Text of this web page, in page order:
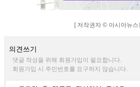
[ 저작권자 © 아시아뉴스
의견쓰기
댓글 작성을 위해 회원가입이 필요합니다.
회원가입 시 주민번호를 요구하지 않습니다.